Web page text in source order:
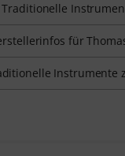
für
Instrumente